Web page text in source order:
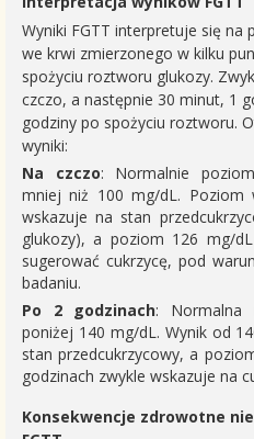
Wyniki FGTT interpretuje się
we krwi zmierzonego w kilku
spożyciu roztworu glukozy.
czczo, a następnie 30 minut, 1
godziny po spożyciu roztworu.
wyniki:
Na czczo: Normalnie
mniej niż 100 mg/dL. Poziom
wskazuje na stan
glukozy), a poziom 126 mg/
sugerować cukrzycę, pod
badaniu.
Po 2 godzinach: Normalna
poniżej 140 mg/dL. Wynik od
stan przedcukrzycowy, a
godzinach zwykle wskazuje na
Konsekwencje zdrowotne